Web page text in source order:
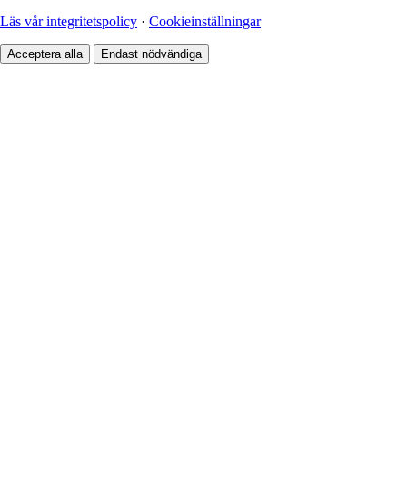
Läs vår integritetspolicy · Cookieinställningar
Acceptera alla Endast nödvändiga